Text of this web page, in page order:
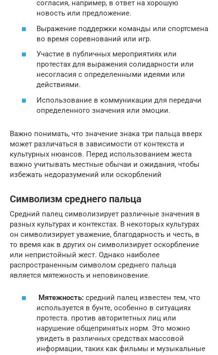
согласия, например, в ответ на хорошую
новость или предложение.
Выражение поддержки команды или спортсмена
во время соревнований или игр.
Участие в публичных мероприятиях или
протестах для выражения солидарности или
несогласия с определенными идеями или
действиями.
Использование в коммуникации для передачи
определенного значения или эмоции.
Важно понимать, что значение знака три пальца вверх
может различаться в зависимости от контекста и
культурных нюансов. Перед использованием жеста
важно учитывать местные обычаи и ожидания, чтобы
избежать недоразумений или оскорблений
Символизм среднего пальца
Средний палец символизирует различные значения в
разных культурах и контекстах. В некоторых культурах
он символизирует уважение, благодарность и честь, в
то время как в других он символизирует оскорбление
или непристойный жест. Однако наиболее
распространенным символом среднего пальца
является мятежность и неповиновение.
Мятежность: средний палец известен тем, что
используется в бунте, особенно в ситуациях
протеста. против авторитетных лиц или
нарушение общепринятых норм. Это можно
увидеть в различных средствах массовой
информации, таких как фильмы и музыкальные